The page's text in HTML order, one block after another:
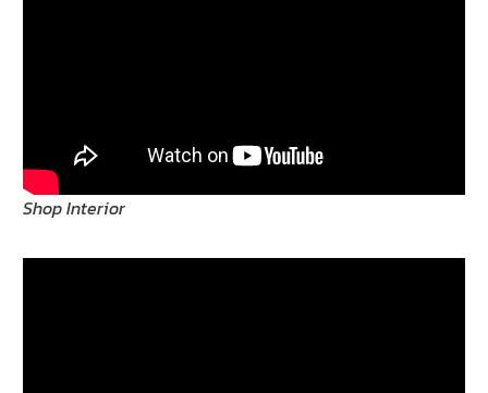
Shop Interior